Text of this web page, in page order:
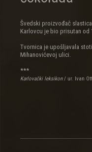
Švedski proizvođač
Karlovcu je bio prisutan od
Tvornica je upošljavala
Mihanovićevoj ulici.
***
Karlovački leksikon/ ur. Ivan